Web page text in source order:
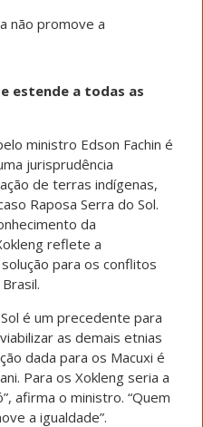
não promove a
estende a todas as
ministro Edson Fachin é
jurisprudência
de terras indígenas,
Raposa Serra do Sol.
da
reflete a
para os conflitos
é um precedente para
as demais etnias
dada para os Macuxi é
Para os Xokleng seria a
afirma o ministro. “Quem
a igualdade”.